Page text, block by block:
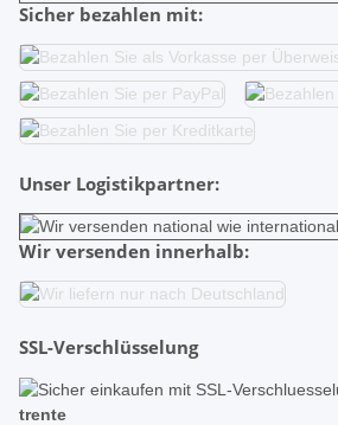
Sicher bezahlen mit:
Unser Logistikpartner:
Wir versenden innerhalb:
SSL-Verschlüsselung
trente